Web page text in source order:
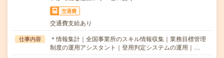
交通費
交通費支給あり
仕事内容
＊情報集計｜全国事業所のスキル情報収集｜業務目標管理
制度の運用アシスタント｜登用判定システムの運用｜…